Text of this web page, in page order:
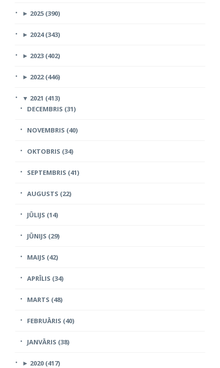
► 2025 (390)
► 2024 (343)
► 2023 (402)
► 2022 (446)
▼ 2021 (413)
DECEMBRIS (31)
NOVEMBRIS (40)
OKTOBRIS (34)
SEPTEMBRIS (41)
AUGUSTS (22)
JŪLIJS (14)
JŪNIJS (29)
MAIJS (42)
APRĪLIS (34)
MARTS (48)
FEBRUĀRIS (40)
JANVĀRIS (38)
► 2020 (417)